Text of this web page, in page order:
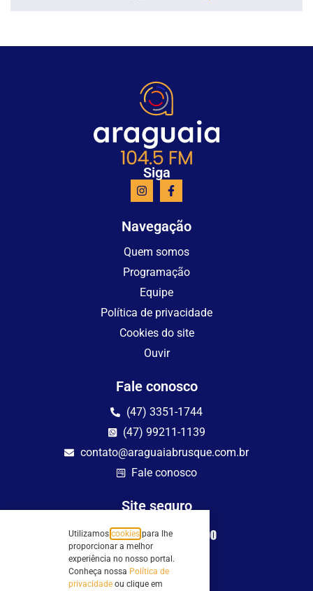
Siga
Navegação
Quem somos
Programação
Equipe
Política de privacidade
Cookies do site
Ouvir
Fale conosco
(47) 3351-1744
(47) 99211-1139
contato@araguaiabrusque.com.br
Fale conosco
Site seguro
Utilizamos cookies para lhe
proporcionar a melhor
experiência no nosso portal.
Conheça nossa Política de
privacidade ou clique em